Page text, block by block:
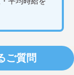
ご質問